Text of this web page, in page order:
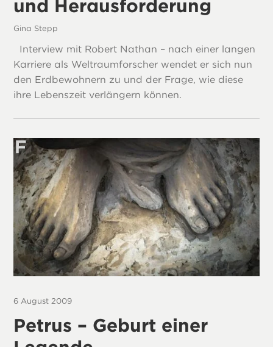
und Herausforderung
Gina Stepp
Interview mit Robert Nathan – nach einer langen
Karriere als Weltraumforscher wendet er sich nun
den Erdbewohnern zu und der Frage, wie diese
ihre Lebenszeit verlängern können.
6 August 2009
Petrus – Geburt einer